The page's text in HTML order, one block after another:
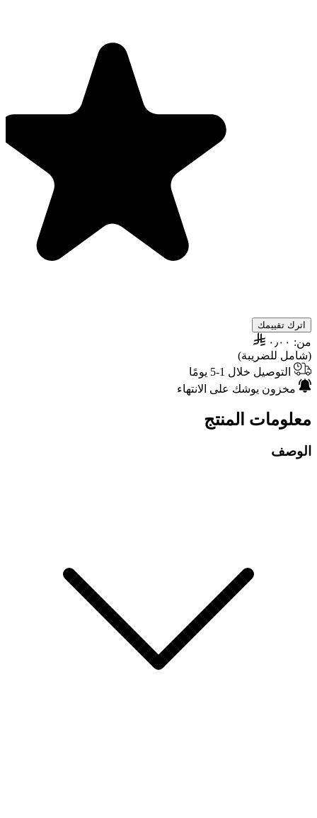
اترك تقييمك
من: ٠٫٠٠
(شامل للضريبة)
التوصيل خلال 1-5 يومًا
مخزون يوشك على الانتهاء
معلومات المنتج
الوصف